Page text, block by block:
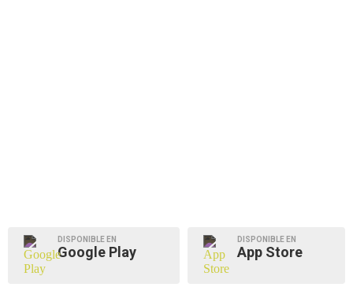
DISPONIBLE EN
Google Play
DISPONIBLE EN
App Store